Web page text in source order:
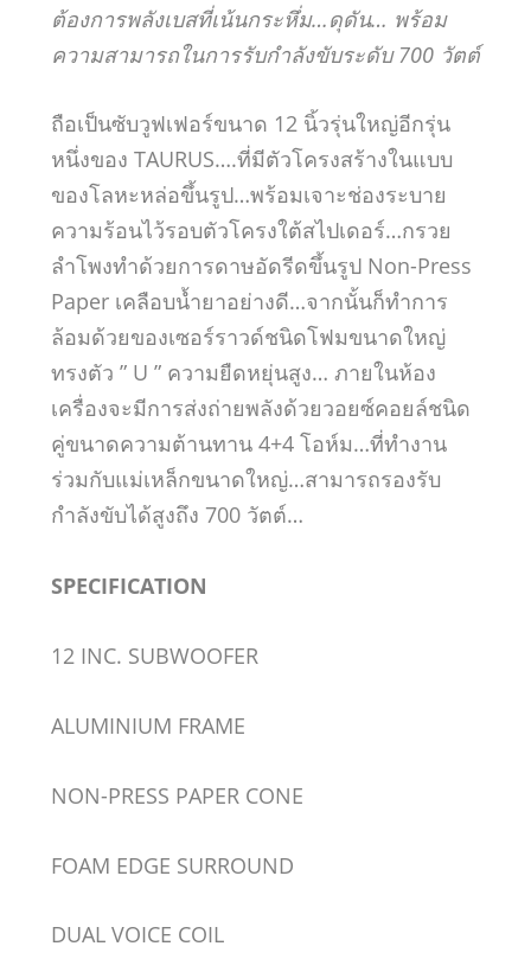
ต้องการพลังเบสที่เน้นกระหึ่ม…ดุดัน… พร้อม
ความสามารถในการรับกำลังขับระดับ 700 วัตต์
ถือเป็นซับวูฟเฟอร์ขนาด 12 นิ้วรุ่นใหญ่อีกรุ่น
หนึ่งของ TAURUS….ที่มีตัวโครงสร้างในแบบ
ของโลหะหล่อขึ้นรูป…พร้อมเจาะช่องระบาย
ความร้อนไว้รอบตัวโครงใต้สไปเดอร์…กรวย
ลำโพงทำด้วยการดาษอัดรีดขึ้นรูป Non-Press
Paper เคลือบน้ำยาอย่างดี…จากนั้นก็ทำการ
ล้อมด้วยของเซอร์ราวด์ชนิดโฟมขนาดใหญ่
ทรงตัว ” U ” ความยืดหยุ่นสูง… ภายในห้อง
เครื่องจะมีการส่งถ่ายพลังด้วยวอยซ์คอยล์ชนิด
คู่ขนาดความต้านทาน 4+4 โอห์ม…ที่ทำงาน
ร่วมกับแม่เหล็กขนาดใหญ่…สามารถรองรับ
กำลังขับได้สูงถึง 700 วัตต์…
SPECIFICATION
12 INC. SUBWOOFER
ALUMINIUM FRAME
NON-PRESS PAPER CONE
FOAM EDGE SURROUND
DUAL VOICE COIL